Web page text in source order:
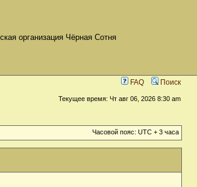
организация Чёрная Сотня
FAQ Поиск
Текущее время: Чт авг 06, 2026 8:30 am
Часовой пояс: UTC + 3 часа